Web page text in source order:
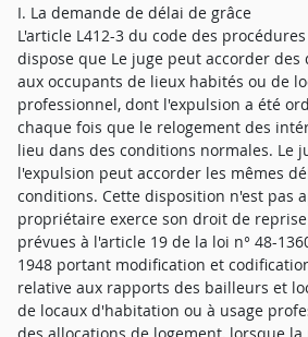
I. La demande de délai de grâce
L'article L412-3 du code des
dispose que Le juge peut accorder des
aux occupants de lieux habités ou de
professionnel, dont l'expulsion a été
chaque fois que le relogement des
lieu dans des conditions normales. Le
l'expulsion peut accorder les mêmes
conditions. Cette disposition n'est pas
propriétaire exerce son droit de
prévues à l'article 19 de la loi n° 48-
1948 portant modification et
relative aux rapports des bailleurs et
de locaux d'habitation ou à usage